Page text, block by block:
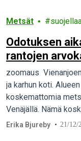
kestävyydestä.
Metsät
Odotuksen
rantojen
zoomaus
ja karhun koti.
koskemattomia
Venäjällä. Nämä
Landscape) ovat yli
Erika Bjureby 21/12/